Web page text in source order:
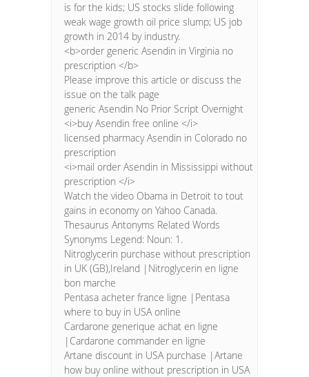
is for the kids; US stocks slide following
weak wage growth oil price slump; US job
growth in 2014 by industry.
<b>order generic Asendin in Virginia no
prescription </b>
Please improve this article or discuss the
issue on the talk page
generic Asendin No Prior Script Overnight
<i>buy Asendin free online </i>
licensed pharmacy Asendin in Colorado no
prescription
<i>mail order Asendin in Mississippi without
prescription </i>
Watch the video Obama in Detroit to tout
gains in economy on Yahoo Canada.
Thesaurus Antonyms Related Words
Synonyms Legend: Noun: 1.
Nitroglycerin purchase without prescription
in UK (GB),Ireland |Nitroglycerin en ligne
bon marche
Pentasa acheter france ligne |Pentasa
where to buy in USA online
Cardarone generique achat en ligne
|Cardarone commander en ligne
Artane discount in USA purchase |Artane
how buy online without prescription in USA